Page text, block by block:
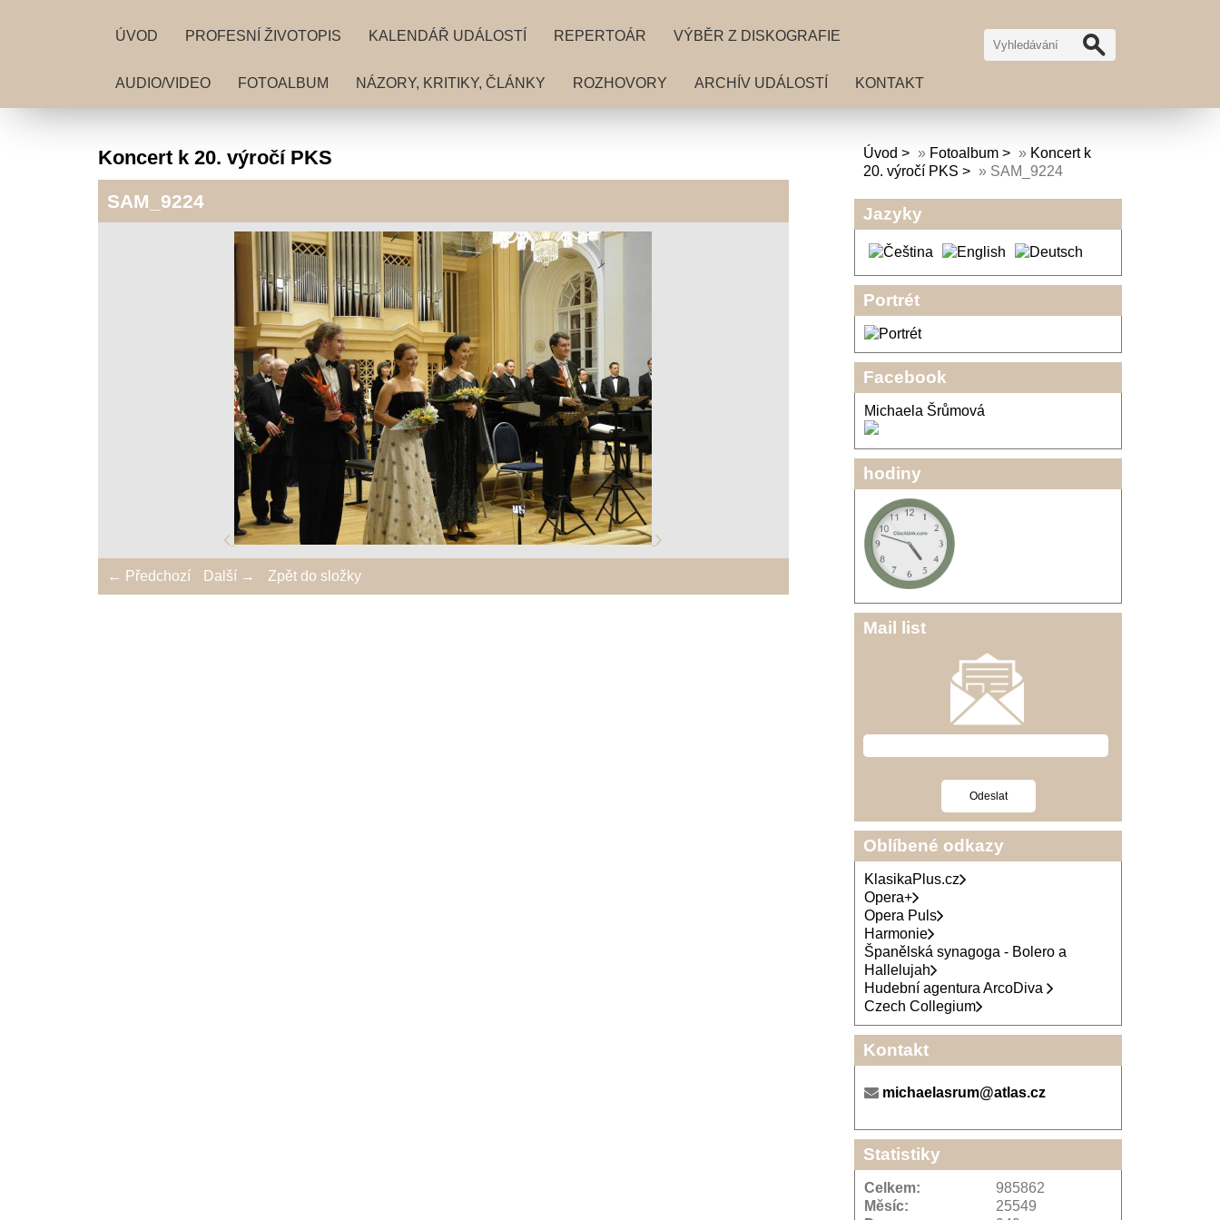
ÚVOD PROFESNÍ ŽIVOTOPIS KALENDÁŘ UDÁLOSTÍ REPERTOÁR VÝBĚR Z DISKOGRAFIE
AUDIO/VIDEO FOTOALBUM NÁZORY, KRITIKY, ČLÁNKY ROZHOVORY ARCHÍV UDÁLOSTÍ KONTAKT
Koncert k 20. výročí PKS
SAM_9224
← Předchozí Další → Zpět do složky
Úvod » Fotoalbum » Koncert k
20. výročí PKS
» SAM_9224
Jazyky
Portrét
Facebook
Michaela Šrůmová
hodiny
Mail list
Oblíbené odkazy
KlasikaPlus.cz
Opera+
Opera Puls
Harmonie
Španělská synagoga - Bolero a
Hallelujah
Hudební agentura ArcoDiva
Czech Collegium
Kontakt
michaelasrum@atlas.cz
Statistiky
Celkem:
985862
Měsíc:
25549